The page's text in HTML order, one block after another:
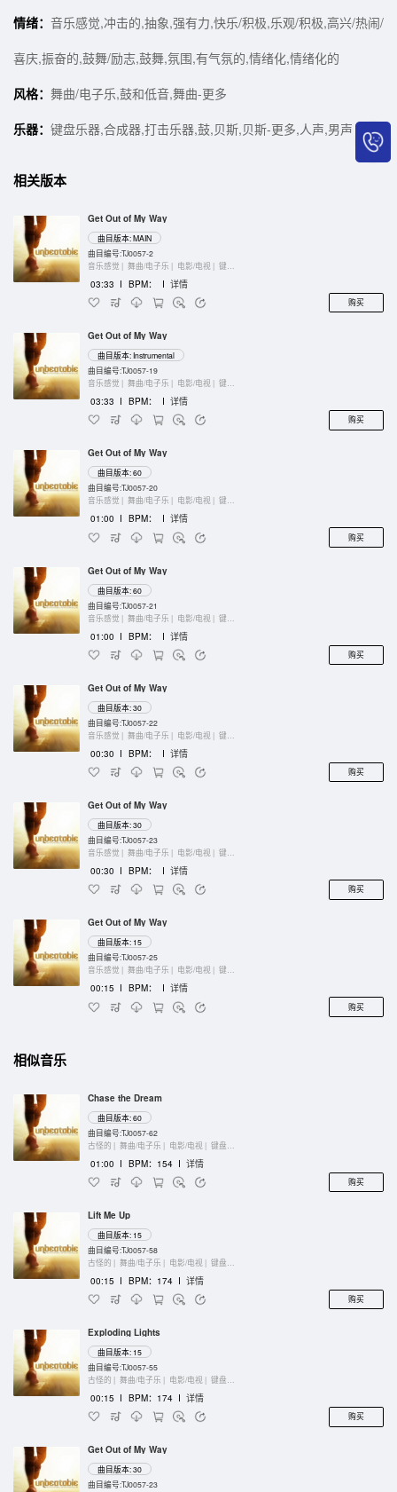
情绪： 音乐感觉,冲击的,抽象,强有力,快乐/积极,乐观/积极,高兴/热闹/
喜庆,振奋的,鼓舞/励志,鼓舞,氛围,有气氛的,情绪化,情绪化的
风格： 舞曲/电子乐,鼓和低音,舞曲-更多
乐器： 键盘乐器,合成器,打击乐器,鼓,贝斯,贝斯-更多,人声,男声
相关版本
Get Out of My Way
曲目版本: MAIN
曲目编号:TJ0057-2
音乐感觉 | 舞曲/电子乐 | 电影/电视 | 键盘乐器
03:33 I BPM： I 详情
购买
Get Out of My Way
曲目版本: Instrumental
曲目编号:TJ0057-19
音乐感觉 | 舞曲/电子乐 | 电影/电视 | 键盘乐器
03:33 I BPM： I 详情
购买
Get Out of My Way
曲目版本: 60
曲目编号:TJ0057-20
音乐感觉 | 舞曲/电子乐 | 电影/电视 | 键盘乐器
01:00 I BPM： I 详情
购买
Get Out of My Way
曲目版本: 60
曲目编号:TJ0057-21
音乐感觉 | 舞曲/电子乐 | 电影/电视 | 键盘乐器
01:00 I BPM： I 详情
购买
Get Out of My Way
曲目版本: 30
曲目编号:TJ0057-22
音乐感觉 | 舞曲/电子乐 | 电影/电视 | 键盘乐器
00:30 I BPM： I 详情
购买
Get Out of My Way
曲目版本: 30
曲目编号:TJ0057-23
音乐感觉 | 舞曲/电子乐 | 电影/电视 | 键盘乐器
00:30 I BPM： I 详情
购买
Get Out of My Way
曲目版本: 15
曲目编号:TJ0057-25
音乐感觉 | 舞曲/电子乐 | 电影/电视 | 键盘乐器
00:15 I BPM： I 详情
购买
相似音乐
Chase the Dream
曲目版本: 60
曲目编号:TJ0057-62
古怪的 | 舞曲/电子乐 | 电影/电视 | 键盘乐器
01:00 I BPM：154 I 详情
购买
Lift Me Up
曲目版本: 15
曲目编号:TJ0057-58
古怪的 | 舞曲/电子乐 | 电影/电视 | 键盘乐器
00:15 I BPM：174 I 详情
购买
Exploding Lights
曲目版本: 15
曲目编号:TJ0057-55
古怪的 | 舞曲/电子乐 | 电影/电视 | 键盘乐器
00:15 I BPM：174 I 详情
购买
Get Out of My Way
曲目版本: 30
曲目编号:TJ0057-23